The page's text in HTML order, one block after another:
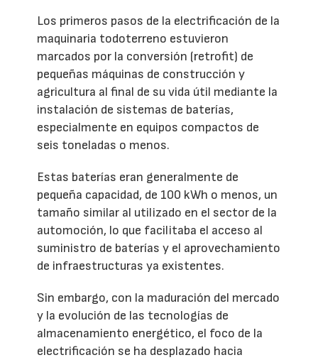
Los primeros pasos de la electrificación de la
maquinaria todoterreno estuvieron
marcados por la conversión (retrofit) de
pequeñas máquinas de construcción y
agricultura al final de su vida útil mediante la
instalación de sistemas de baterías,
especialmente en equipos compactos de
seis toneladas o menos.
Estas baterías eran generalmente de
pequeña capacidad, de 100 kWh o menos, un
tamaño similar al utilizado en el sector de la
automoción, lo que facilitaba el acceso al
suministro de baterías y el aprovechamiento
de infraestructuras ya existentes.
Sin embargo, con la maduración del mercado
y la evolución de las tecnologías de
almacenamiento energético, el foco de la
electrificación se ha desplazado hacia